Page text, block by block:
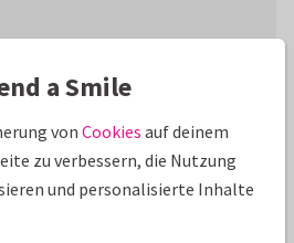
mit Blumen im
Foliendruck.
anpassen und gestalten.
a Smile
von Cookies auf deinem
zu verbessern, die Nutzung
und personalisierte Inhalte